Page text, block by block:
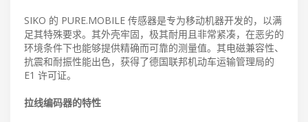
SIKO 的 PURE.MOBILE 传感器是专为移动机器开发的，以满
足其特殊要求。其外壳牢固，极其耐用且非常紧凑，在恶劣的
环境条件下也能够提供精确而可靠的测量值。其电磁兼容性、
抗震和耐振性能出色，获得了德国联邦机动车运输管理局的
E1 许可证。
拉线编码器的特性